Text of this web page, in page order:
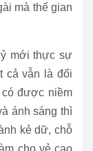
mà thế gian
mới thực sự
cả vẫn là đối
được niềm
ánh sáng thì
kẻ dữ, chỗ
cho vẻ cao